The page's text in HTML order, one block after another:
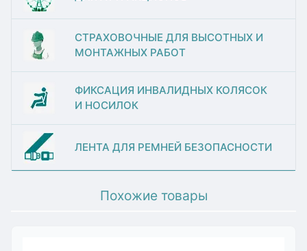
СТРАХОВОЧНЫЕ ДЛЯ ВЫСОТНЫХ И
МОНТАЖНЫХ РАБОТ
ФИКСАЦИЯ ИНВАЛИДНЫХ КОЛЯСОК
И НОСИЛОК
ЛЕНТА ДЛЯ РЕМНЕЙ БЕЗОПАСНОСТИ
Похожие товары